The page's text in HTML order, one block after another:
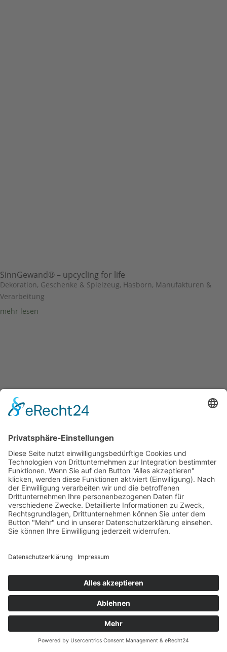
SinnGewand® – upcycling for life
Dekoration, Geschenke & Spielzeug, Hasborn, Manufakturen &
Verarbeitung
mehr lesen
Das Projekt “Von Hier –
Vulkaneifel” ist eine Initiative von